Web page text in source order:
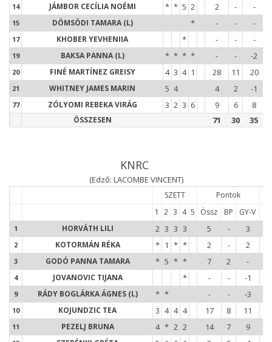
14 JÁMBOR CECÍLIA NOÉMI * * 5 2 2 - -
15 DÖMSÖDI TAMARA (L) * - - -
17 KHOBER YEVHENIIA * - - -
19 BAKSA PANNA (L) * * * * - - -2
20 FINÉ MARTÍNEZ GREISY 4 3 4 1 28 11 20
21 WHITNEY JAMES MARIN 5 4 4 2 -1
77 ZÓLYOMI REBEKA VIRÁG 3 2 3 6 9 6 8
ÖSSZESEN 71 30 35
KNRC
(Edző: LACOMBE VINCENT)
SZETT
Pontok
1
2 3 4 5 Össz BP GY-V
1 HORVÁTH LILI 2 3 3 3 5 - 3
2 KOTORMÁN RÉKA * 1 * * 2 - 2
3 GODÓ PANNA TAMARA * 5 * * 7 2 -
4 JOVANOVIC TIJANA * - - -1
9 RÁDY BOGLÁRKA ÁGNES (L) * * - - -3
10 KOJUNDZIC TEA 3 4 4 4 17 8 11
11 PEZELJ BRUNA 4 * 2 2 14 7 9